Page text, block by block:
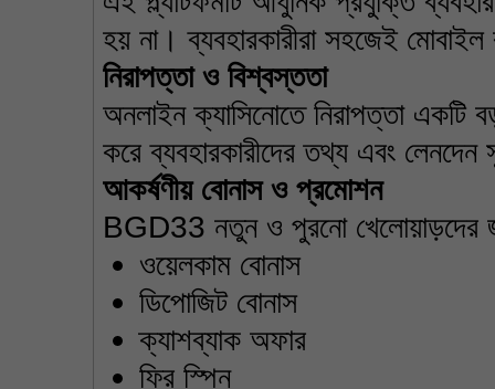
হয় না। ব্যবহারকারীরা সহজেই
নিরাপত্তা ও বিশ্বস্ততা
অনলাইন ক্যাসিনোতে নিরাপত্তা একটি
করে ব্যবহারকারীদের তথ্য এবং
আকর্ষণীয় বোনাস ও প্রমোশন
BGD33 নতুন ও পুরনো খেলোয়াড়দের
ওয়েলকাম বোনাস
ডিপোজিট বোনাস
ক্যাশব্যাক অফার
ফ্রি স্পিন